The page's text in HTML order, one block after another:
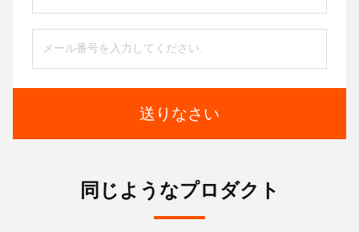
送りなさい
同じようなプロダクト